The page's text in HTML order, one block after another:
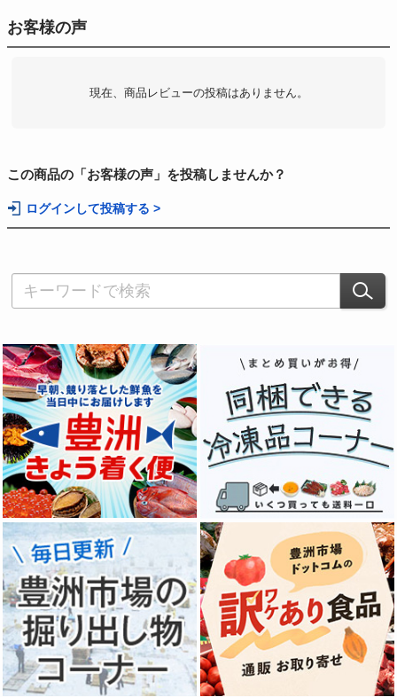
お客様の声
現在、商品レビューの投稿はありません。
この商品の「お客様の声」を投稿しませんか？
ログインして投稿する >